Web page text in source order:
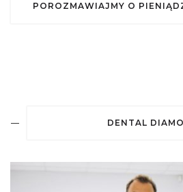
POROZMAWIAJMY O
DENTAL